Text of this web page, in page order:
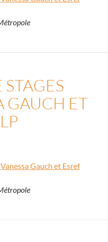
GAUCH ET
Gauch et Esref